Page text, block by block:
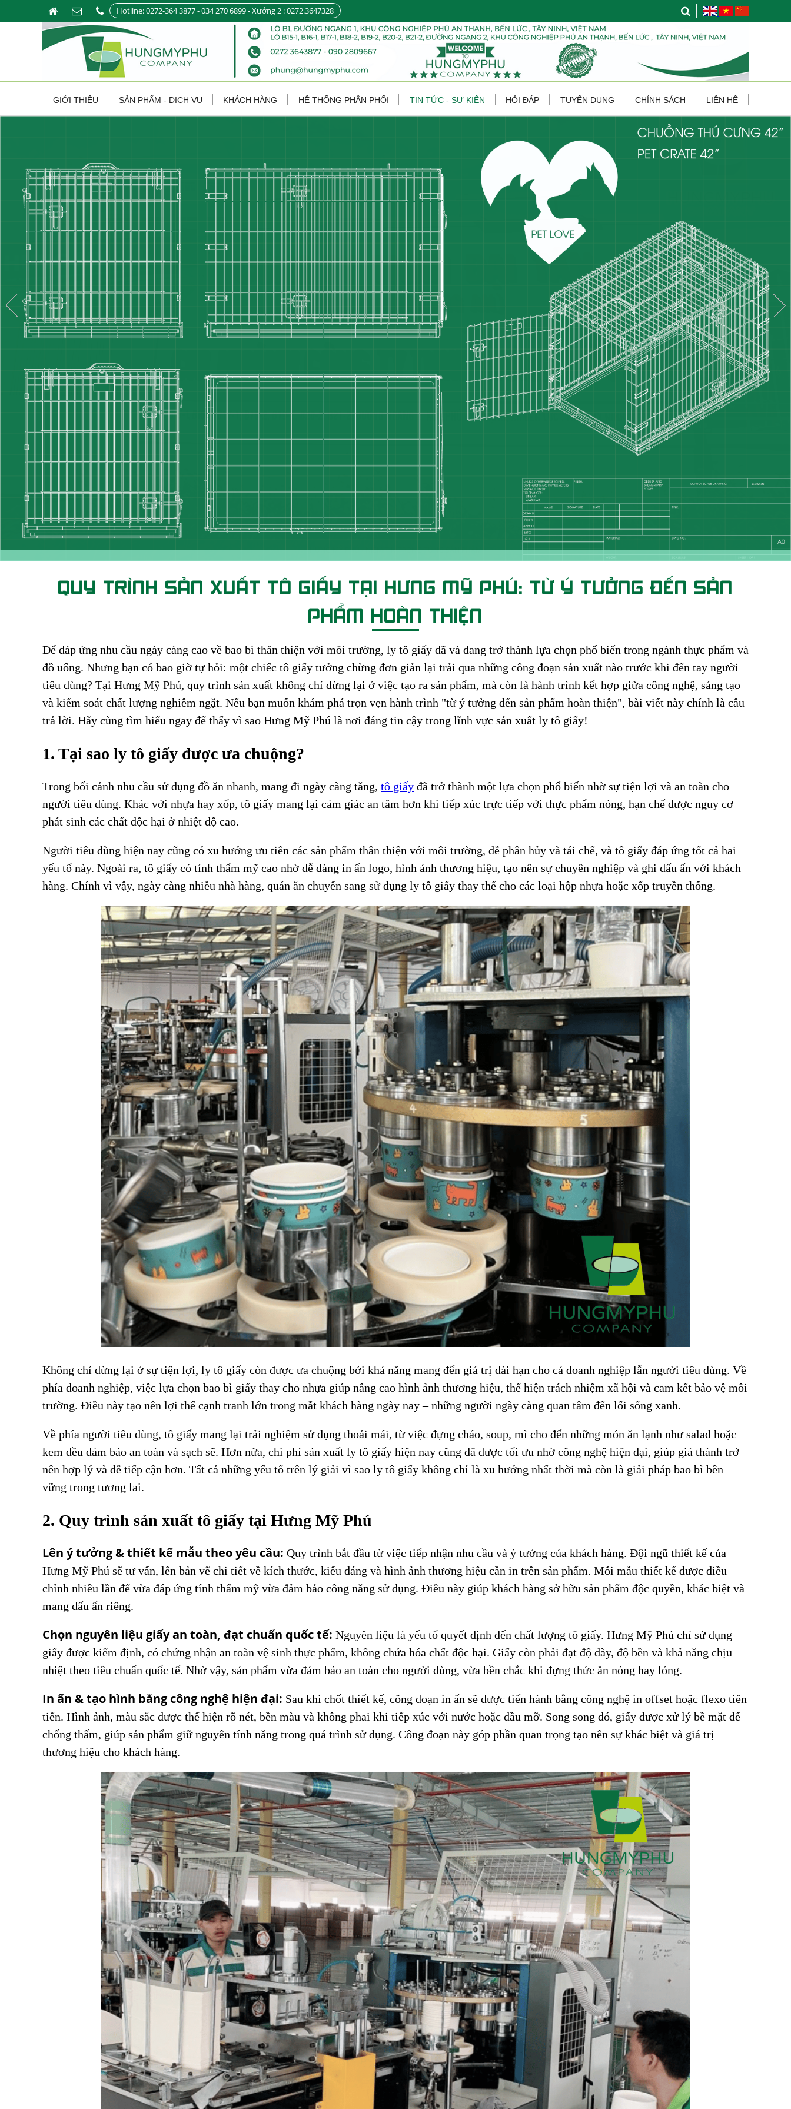
Hotline: 0272-364 3877 - 034 270 6899 - Xưởng 2 : 0272.3647328
GIỚI THIỆU SẢN PHẨM - DỊCH VỤ KHÁCH HÀNG HỆ THỐNG PHÂN PHỐI TIN TỨC - SỰ KIỆN HỎI ĐÁP TUYỂN DỤNG CHÍNH SÁCH LIÊN HỆ
HƯNG MỸ PHÚ - NIỀM TIN TRONG TỪNG SẢN PHẨM
QUY TRÌNH SẢN XUẤT TÔ GIẤY TẠI HƯNG MỸ PHÚ: TỪ Ý TƯỞNG ĐẾN SẢN
PHẨM HOÀN THIỆN
Để đáp ứng nhu cầu ngày càng cao về bao bì thân thiện với môi trường, ly tô giấy đã và đang trở thành lựa chọn phổ biến trong ngành thực phẩm và
đồ uống. Nhưng bạn có bao giờ tự hỏi: một chiếc tô giấy tưởng chừng đơn giản lại trải qua những công đoạn sản xuất nào trước khi đến tay người
tiêu dùng? Tại Hưng Mỹ Phú, quy trình sản xuất không chỉ dừng lại ở việc tạo ra sản phẩm, mà còn là hành trình kết hợp giữa công nghệ, sáng tạo
và kiểm soát chất lượng nghiêm ngặt. Nếu bạn muốn khám phá trọn vẹn hành trình "từ ý tưởng đến sản phẩm hoàn thiện", bài viết này chính là câu
trả lời. Hãy cùng tìm hiểu ngay để thấy vì sao Hưng Mỹ Phú là nơi đáng tin cậy trong lĩnh vực sản xuất ly tô giấy!
1. Tại sao ly tô giấy được ưa chuộng?
Trong bối cảnh nhu cầu sử dụng đồ ăn nhanh, mang đi ngày càng tăng, tô giấy đã trở thành một lựa chọn phổ biến nhờ sự tiện lợi và an toàn cho
người tiêu dùng. Khác với nhựa hay xốp, tô giấy mang lại cảm giác an tâm hơn khi tiếp xúc trực tiếp với thực phẩm nóng, hạn chế được nguy cơ
phát sinh các chất độc hại ở nhiệt độ cao.
Người tiêu dùng hiện nay cũng có xu hướng ưu tiên các sản phẩm thân thiện với môi trường, dễ phân hủy và tái chế, và tô giấy đáp ứng tốt cả hai
yếu tố này. Ngoài ra, tô giấy có tính thẩm mỹ cao nhờ dễ dàng in ấn logo, hình ảnh thương hiệu, tạo nên sự chuyên nghiệp và ghi dấu ấn với khách
hàng. Chính vì vậy, ngày càng nhiều nhà hàng, quán ăn chuyển sang sử dụng ly tô giấy thay thế cho các loại hộp nhựa hoặc xốp truyền thống.
Không chỉ dừng lại ở sự tiện lợi, ly tô giấy còn được ưa chuộng bởi khả năng mang đến giá trị dài hạn cho cả doanh nghiệp lẫn người tiêu dùng. Về
phía doanh nghiệp, việc lựa chọn bao bì giấy thay cho nhựa giúp nâng cao hình ảnh thương hiệu, thể hiện trách nhiệm xã hội và cam kết bảo vệ môi
trường. Điều này tạo nên lợi thế cạnh tranh lớn trong mắt khách hàng ngày nay – những người ngày càng quan tâm đến lối sống xanh.
Về phía người tiêu dùng, tô giấy mang lại trải nghiệm sử dụng thoải mái, từ việc đựng cháo, soup, mì cho đến những món ăn lạnh như salad hoặc
kem đều đảm bảo an toàn và sạch sẽ. Hơn nữa, chi phí sản xuất ly tô giấy hiện nay cũng đã được tối ưu nhờ công nghệ hiện đại, giúp giá thành trở
nên hợp lý và dễ tiếp cận hơn. Tất cả những yếu tố trên lý giải vì sao ly tô giấy không chỉ là xu hướng nhất thời mà còn là giải pháp bao bì bền
vững trong tương lai.
2. Quy trình sản xuất tô giấy tại Hưng Mỹ Phú
Lên ý tưởng & thiết kế mẫu theo yêu cầu: Quy trình bắt đầu từ việc tiếp nhận nhu cầu và ý tưởng của khách hàng. Đội ngũ thiết kế của
Hưng Mỹ Phú sẽ tư vấn, lên bản vẽ chi tiết về kích thước, kiểu dáng và hình ảnh thương hiệu cần in trên sản phẩm. Mỗi mẫu thiết kế được điều
chỉnh nhiều lần để vừa đáp ứng tính thẩm mỹ vừa đảm bảo công năng sử dụng. Điều này giúp khách hàng sở hữu sản phẩm độc quyền, khác biệt và
mang dấu ấn riêng.
Chọn nguyên liệu giấy an toàn, đạt chuẩn quốc tế: Nguyên liệu là yếu tố quyết định đến chất lượng tô giấy. Hưng Mỹ Phú chỉ sử dụng
giấy được kiểm định, có chứng nhận an toàn vệ sinh thực phẩm, không chứa hóa chất độc hại. Giấy còn phải đạt độ dày, độ bền và khả năng chịu
nhiệt theo tiêu chuẩn quốc tế. Nhờ vậy, sản phẩm vừa đảm bảo an toàn cho người dùng, vừa bền chắc khi đựng thức ăn nóng hay lỏng.
In ấn & tạo hình bằng công nghệ hiện đại: Sau khi chốt thiết kế, công đoạn in ấn sẽ được tiến hành bằng công nghệ in offset hoặc flexo tiên
tiến. Hình ảnh, màu sắc được thể hiện rõ nét, bền màu và không phai khi tiếp xúc với nước hoặc dầu mỡ. Song song đó, giấy được xử lý bề mặt để
chống thấm, giúp sản phẩm giữ nguyên tính năng trong quá trình sử dụng. Công đoạn này góp phần quan trọng tạo nên sự khác biệt và giá trị
thương hiệu cho khách hàng.